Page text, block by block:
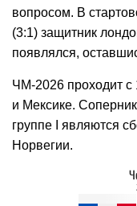
вопросом. В
(3:1) защитник
появлялся,
ЧМ-2026 проходит
и Мексике.
группе I являются
Норвегии.